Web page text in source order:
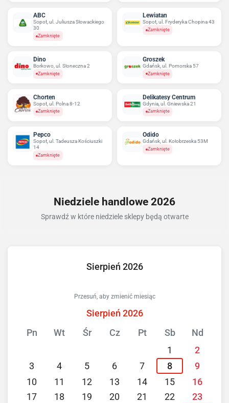
ABC
Sopot, ul. Juliusza Słowackiego
30
Zamknięte
Lewiatan
Sopot, ul. Fryderyka Chopina 43
Zamknięte
Dino
Borkowo, ul. Słoneczna 2
Zamknięte
Groszek
Gdańsk, ul. Pomorska 57
Zamknięte
Chorten
Sopot, ul. Polna 8-12
Zamknięte
Delikatesy Centrum
Gdynia, ul. Gniewska 21
Zamknięte
Pepco
Sopot, ul. Tadeusza Kościuszki
14
Zamknięte
Odido
Gdańsk, ul. Kołobrzeska 53M
Zamknięte
Niedziele handlowe 2026
Sprawdź w które niedziele sklepy będą otwarte
Sierpień 2026
Przesuń, aby zmienić miesiąc
Sierpień 2026
Pn
Wt Śr Cz Pt Sb
Nd
1
2
3
4 5 6 7 8
9
10
11 12 13 14 15
16
17
18 19 20 21 22
23